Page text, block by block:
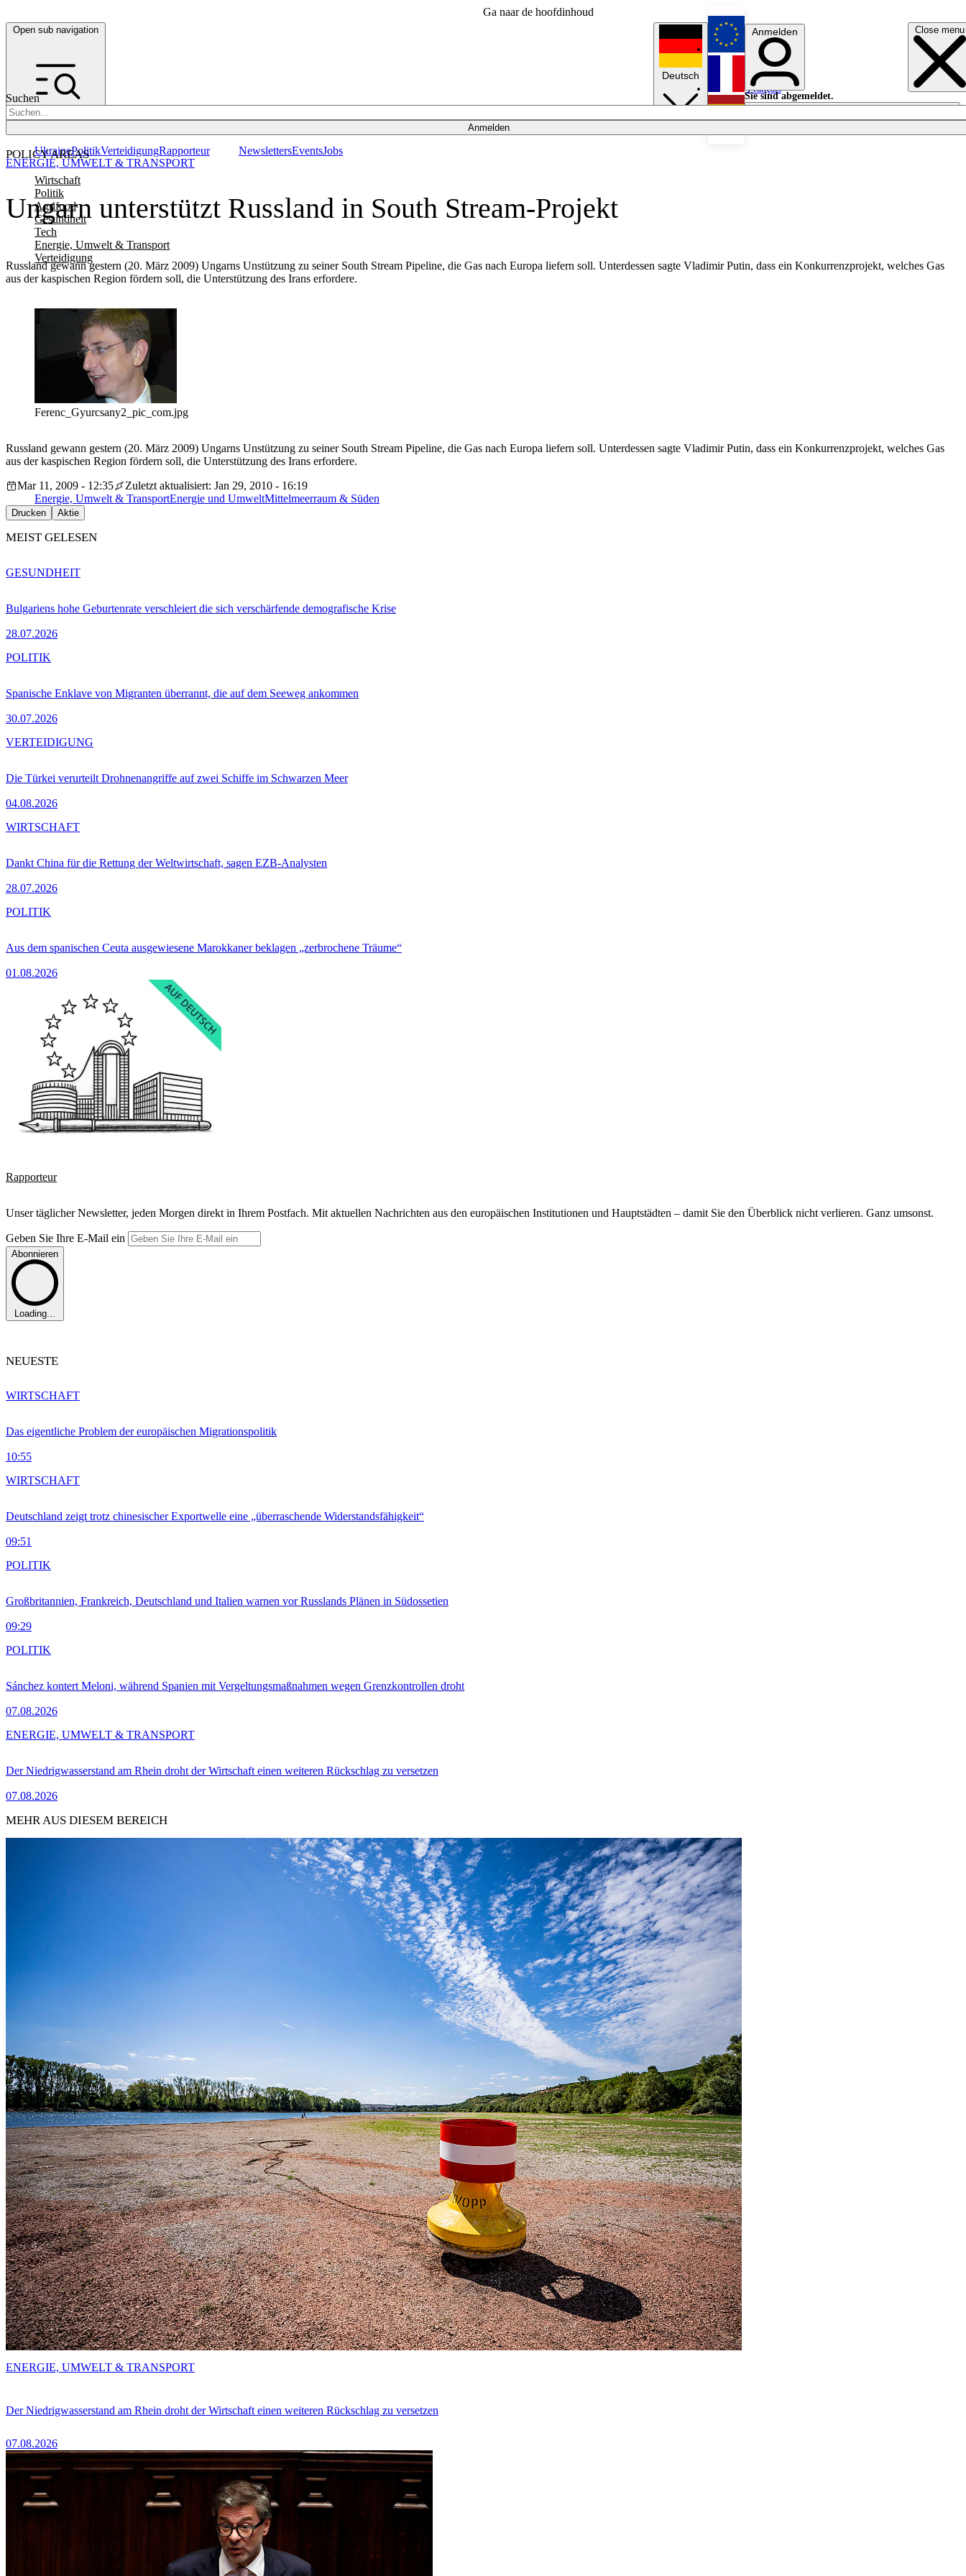
Ga naar de hoofdinhoud
Open sub navigation Close menu
Suchen
Anmelden
POLICY AREAS
Wirtschaft
Politik
Agrifood
Gesundheit
Tech
Energie, Umwelt & Transport
Verteidigung
UkrainePolitikVerteidigungRapporteur NewslettersEventsJobs
Deutsch
English
Français
Anmelden
Sie sind abgemeldet.
Anmelden
Licht aus
Ungarn unterstützt Russland in South Stream-Projekt
Russland gewann gestern (20. März 2009) Ungarns Unstützung zu seiner South Stream Pipeline, die Gas nach Europa liefern soll. Unterdessen sagte Vladimir Putin, dass ein Konkurrenzprojekt, welches Gas
aus der kaspischen Region fördern soll, die Unterstützung des Irans erfordere.
ENERGIE, UMWELT & TRANSPORT
Ferenc_Gyurcsany2_pic_com.jpg
Russland gewann gestern (20. März 2009) Ungarns Unstützung zu seiner South Stream Pipeline, die Gas nach Europa liefern soll. Unterdessen sagte Vladimir Putin, dass ein Konkurrenzprojekt, welches Gas
aus der kaspischen Region fördern soll, die Unterstützung des Irans erfordere.
Mar 11, 2009 - 12:35
Zuletzt aktualisiert: Jan 29, 2010 - 16:19
Energie, Umwelt & TransportEnergie und UmweltMittelmeerraum & Süden
Drucken Aktie
MEIST GELESEN
Bulgariens hohe Geburtenrate verschleiert die sich verschärfende demografische Krise
28.07.2026
GESUNDHEIT
Spanische Enklave von Migranten überrannt, die auf dem Seeweg ankommen
30.07.2026
POLITIK
Die Türkei verurteilt Drohnenangriffe auf zwei Schiffe im Schwarzen Meer
04.08.2026
VERTEIDIGUNG
Dankt China für die Rettung der Weltwirtschaft, sagen EZB-Analysten
28.07.2026
WIRTSCHAFT
Aus dem spanischen Ceuta ausgewiesene Marokkaner beklagen „zerbrochene Träume“
01.08.2026
POLITIK
Rapporteur
Unser täglicher Newsletter, jeden Morgen direkt in Ihrem Postfach. Mit aktuellen Nachrichten aus den europäischen Institutionen und Hauptstädten – damit Sie den Überblick nicht verlieren. Ganz umsonst.
Geben Sie Ihre E-Mail ein
Abonnieren
Loading...
NEUESTE
Das eigentliche Problem der europäischen Migrationspolitik
10:55
WIRTSCHAFT
Deutschland zeigt trotz chinesischer Exportwelle eine „überraschende Widerstandsfähigkeit“
09:51
WIRTSCHAFT
Großbritannien, Frankreich, Deutschland und Italien warnen vor Russlands Plänen in Südossetien
09:29
POLITIK
Sánchez kontert Meloni, während Spanien mit Vergeltungsmaßnahmen wegen Grenzkontrollen droht
07.08.2026
POLITIK
Der Niedrigwasserstand am Rhein droht der Wirtschaft einen weiteren Rückschlag zu versetzen
07.08.2026
ENERGIE, UMWELT & TRANSPORT
MEHR AUS DIESEM BEREICH
Der Niedrigwasserstand am Rhein droht der Wirtschaft einen weiteren Rückschlag zu versetzen
07.08.2026
ENERGIE, UMWELT & TRANSPORT